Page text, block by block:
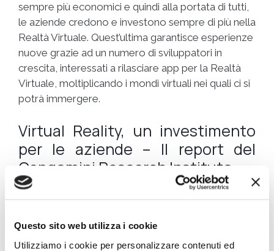
Questo sito web utilizza i cookie
Utilizziamo i cookie per personalizzare contenuti ed
sempre più economici e quindi alla portata di tutti,
le aziende credono e investono sempre di più nella
Realtà Virtuale. Quest’ultima garantisce esperienze
nuove grazie ad un numero di sviluppatori in
crescita, interessati a rilasciare app per la Realtà
Virtuale, moltiplicando i mondi virtuali nei quali ci si
potrà immergere.
Virtual Reality, un investimento
per le aziende – Il report del
Capgemini Research Institute
Secondo ilreport del Capgemini Research